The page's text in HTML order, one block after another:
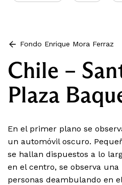
Fondo Enrique Mora Ferraz
Chile –
Plaza
En el primer plano se
un automóvil oscuro.
se hallan dispuestos a lo
en el centro, se observa
personas deambulando en